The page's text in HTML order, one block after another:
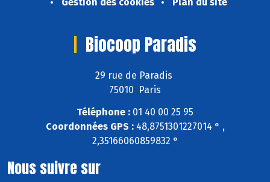
Gestion des cookies
Plan du site
Biocoop Paradis
29 rue de Paradis
75010 Paris
Téléphone : 01 40 00 25 95
Coordonnées GPS :48,8751301227014 ° ,
2,35166060859832 °
Nous suivre sur